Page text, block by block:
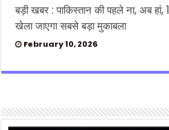
बड़ी खबर : पाकिस्तान की पहले ना, अब
खेला जाएगा सबसे बड़ा मुकाबला
February 10, 2026